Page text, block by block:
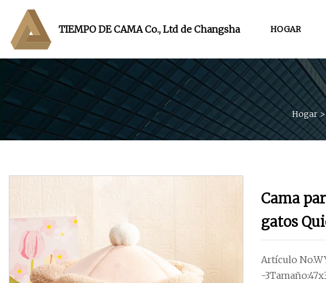
TIEMPO DE CAMA Co., Ltd de Changsha HOGAR
Hogar
Cama
gatos
Artículo
-